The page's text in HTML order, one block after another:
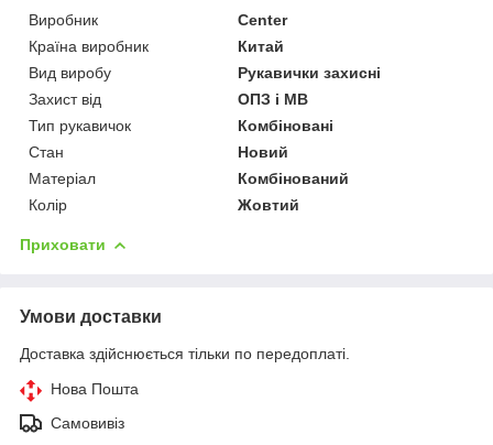
Виробник
Center
Країна виробник
Китай
Вид виробу
Рукавички захисні
Захист від
ОПЗ і МВ
Тип рукавичок
Комбіновані
Стан
Новий
Матеріал
Комбінований
Колір
Жовтий
Приховати
Умови доставки
Доставка здійснюється тільки по передоплаті.
Нова Пошта
Самовивіз